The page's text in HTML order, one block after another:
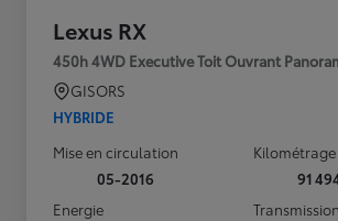
Lexus RX
450h 4WD Executive Toit Ouvrant
GISORS
HYBRIDE
Mise en circulation
05-2016
Kilométrage
91
Energie
Transmission